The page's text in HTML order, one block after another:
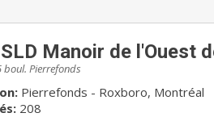
Manoir de l'Ouest
boul. Pierrefonds
Pierrefonds - Roxboro, Montréal
208